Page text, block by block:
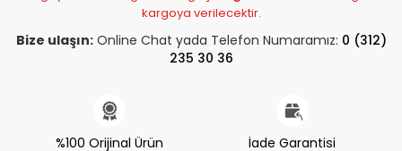
kargoya verilecektir.
Bize ulaşın:Online Chat yada Telefon Numaramız: 0 (312)
235 30 36
%100 Orijinal Ürün
İade Garantisi